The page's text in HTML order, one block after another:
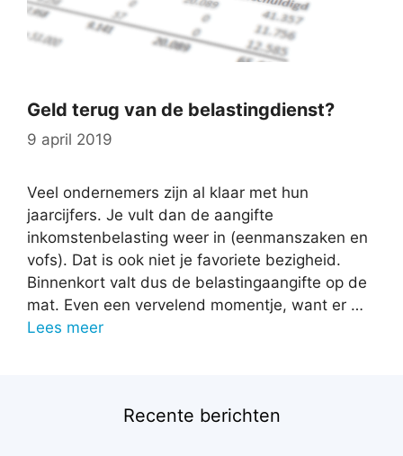
Geld terug van de belastingdienst?
9 april 2019
Veel ondernemers zijn al klaar met hun
jaarcijfers. Je vult dan de aangifte
inkomstenbelasting weer in (eenmanszaken en
vofs). Dat is ook niet je favoriete bezigheid.
Binnenkort valt dus de belastingaangifte op de
mat. Even een vervelend momentje, want er …
Lees meer
Recente berichten